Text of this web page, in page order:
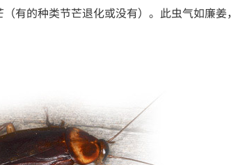
有的种类节芒退化或没有）。此虫气如廉